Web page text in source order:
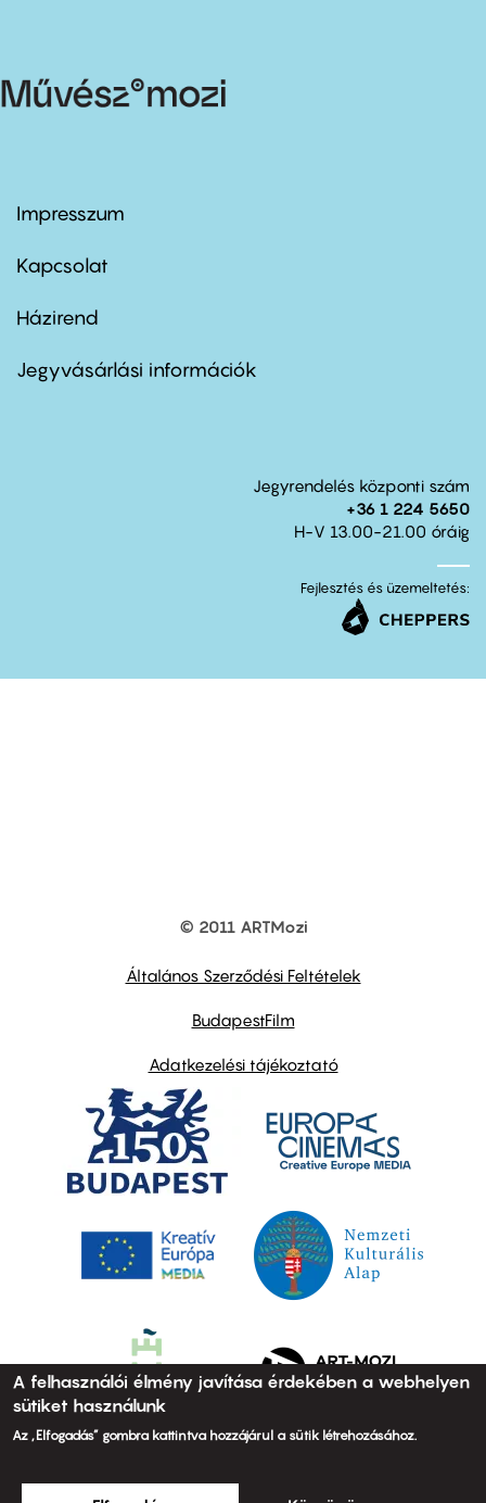
Footer
first
Impresszum
Kapcsolat
Footer
second
Házirend
Jegyvásárlási információk
Jegyrendelés központi szám
+36 1 224 5650
H-V 13.00-21.00 óráig
Fejlesztés és üzemeltetés:
© 2011 ARTMozi
Általános Szerződési Feltételek
BudapestFilm
Adatkezelési tájékoztató
A felhasználói élmény javítása érdekében a webhelyen
sütiket használunk
Az „Elfogadás” gombra kattintva hozzájárul a sütik létrehozásához.